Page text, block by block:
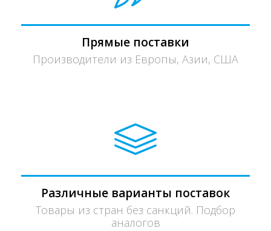
Прямые поставки
Производители из Европы, Азии, США
Различные варианты поставок
Товары из стран без санкций. Подбор
аналогов